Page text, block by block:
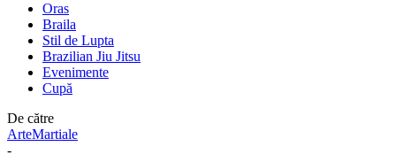
Oras
Braila
Stil de Lupta
Brazilian Jiu Jitsu
Evenimente
Cupă
De către
ArteMartiale
-